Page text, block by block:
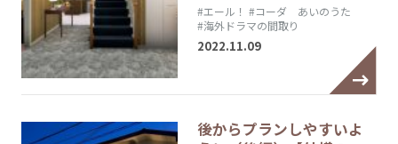
#エール！ #コーダ あいのうた
#海外ドラマの間取り
2022.11.09
後からプランしやすいよ